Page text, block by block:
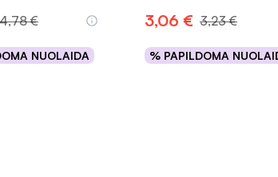
prie odos komforto. Šios priemonės yra
odos priežiūrą.
4,78 €
NUOLAIDA
3,06 € 3,23 €
% PAPILDOMA
Į krepšelį